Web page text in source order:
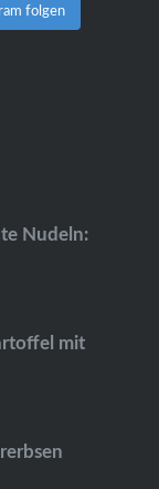
folgen
Nudeln:
mit